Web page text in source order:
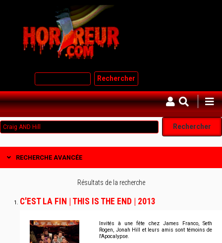
Rechercher
RECHERCHE AVANCÉE
Résultats de la recherche
C'EST LA FIN | THIS IS THE END | 2013
Invités à une fête chez James Franco, Seth
Rogen, Jonah Hill et leurs amis sont témoins de
l'Apocalypse.